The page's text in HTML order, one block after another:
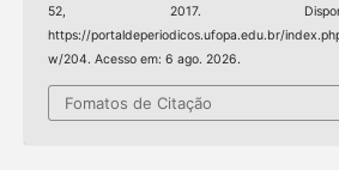
52, 2017.
https://portaldeperiodicos.ufopa.edu.br/
w/204. Acesso em: 6 ago. 2026.
Fomatos de Citação